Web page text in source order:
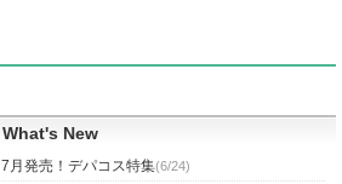
What's New
7月発売！デパコス特集(6/24)